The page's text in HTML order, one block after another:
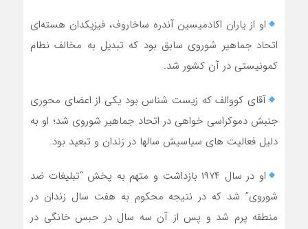
او از یاران اکادمیسین آندره ساخاروف، فیزیکدان هسته‌ای
اتحاد جماهیر شوروی سابق بود که تبدیل به مخالف نطام
کمونیستی در آن کشور شد.
آقای کووالف که زیست شناس بود یکی از اعضای محوری
جنبش دموکراسی خواهی در اتحاد جماهیر شوروی شد؛ او به
دلیل فعالیت های سیاسیش سالها در زندان و تبعید بود.
او در سال ۱۹۷۴ بازداشت و متهم به پخش “تبلیغات ضد
شوروی” شد که در نتیجه محکوم به هفت سال زندان در
منطقه پرم شد و پس از آن سه سال در حبس خانگی در